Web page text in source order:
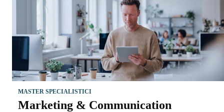
MASTER SPECIALISTICI
Marketing & Communication